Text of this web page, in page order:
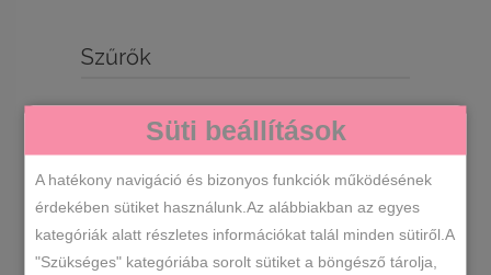
Szűrők
Egy termék se felelt meg a
keresésnek.
Süti beállítások
A hatékony navigáció és bizonyos funkciók működésének
érdekében sütiket használunk.Az alábbiakban az egyes
kategóriák alatt részletes információkat talál minden sütiről.A
"Szükséges" kategóriába sorolt sütiket a böngésző tárolja,